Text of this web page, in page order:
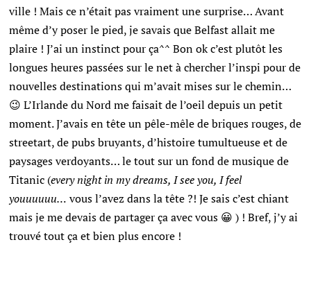
ville ! Mais ce n’était pas vraiment une surprise… Avant
même d’y poser le pied, je savais que Belfast allait me
plaire ! J’ai un instinct pour ça^^ Bon ok c’est plutôt les
longues heures passées sur le net à chercher l’inspi pour de
nouvelles destinations qui m’avait mises sur le chemin…
😉 L’Irlande du Nord me faisait de l’oeil depuis un petit
moment. J’avais en tête un pêle-mêle de briques rouges, de
streetart, de pubs bruyants, d’histoire tumultueuse et de
paysages verdoyants… le tout sur un fond de musique de
Titanic (every night in my dreams, I see you, I feel
youuuuuu… vous l’avez dans la tête ?! Je sais c’est chiant
mais je me devais de partager ça avec vous 😀 ) ! Bref, j’y ai
trouvé tout ça et bien plus encore !